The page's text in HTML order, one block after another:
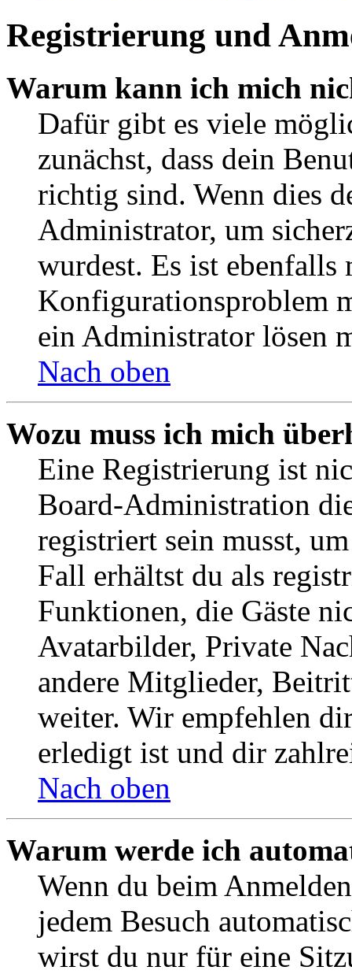
Registrierung und
Warum kann ich mich
Dafür gibt es viele
zunächst, dass dein
richtig sind. Wenn dies
Administrator, um
wurdest. Es ist ebenfalls
Konfigurationsproblem
ein Administrator lösen
Nach oben
Wozu muss ich mich
Eine Registrierung ist
Board-Administration
registriert sein musst,
Fall erhältst du als
Funktionen, die Gäste
Avatarbilder, Private
andere Mitglieder,
weiter. Wir empfehlen
erledigt ist und dir
Nach oben
Warum werde ich
Wenn du beim
jedem Besuch
wirst du nur für eine